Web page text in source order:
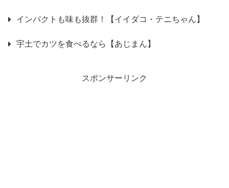
インパクトも味も抜群！【イイダコ・テニちゃん】
宇土でカツを食べるなら【あじまん】
スポンサーリンク